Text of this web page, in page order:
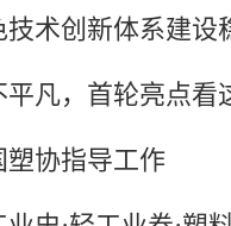
术创新体系建设
凡，首轮亮点看
塑协指导工作